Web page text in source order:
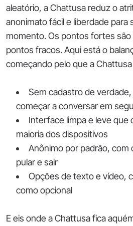
aleatório, a Chattusa reduz o
anonimato fácil e liberdade para
momento. Os pontos fortes são
pontos fracos. Aqui está o
começando pelo que a
Sem cadastro de
começar a conversar em
Interface limpa e leve que
maioria dos dispositivos
Anônimo por padrão, com
pular e sair
Opções de texto e vídeo,
como opcional
E eis onde a Chattusa fica